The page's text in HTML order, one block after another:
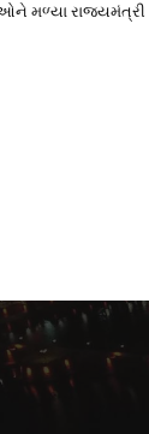
મળ્યા રાજ્યમંત્રી